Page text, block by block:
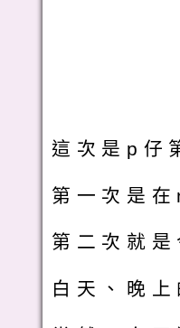
這次是p仔
第一次是
第二次就是
白天、晚